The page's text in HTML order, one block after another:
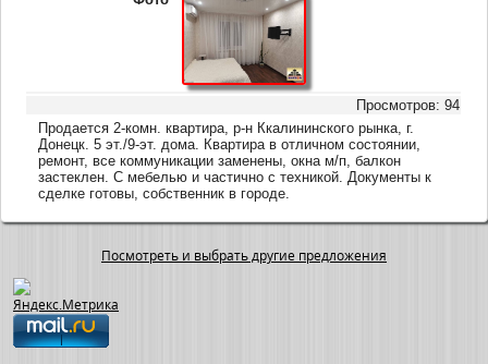
Просмотров: 94
Продается 2-комн. квартира, р-н Ккалининского рынка, г.
Донецк. 5 эт./9-эт. дома. Квартира в отличном состоянии,
ремонт, все коммуникации заменены, окна м/п, балкон
застеклен. С мебелью и частично с техникой. Документы к
сделке готовы, собственник в городе.
Посмотреть и выбрать другие предложения